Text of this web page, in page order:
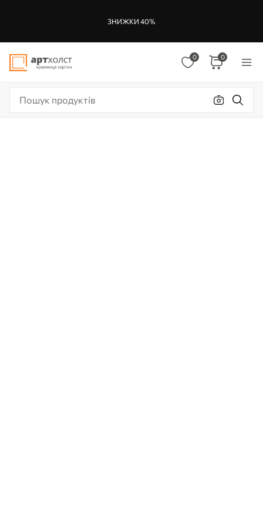
ЗНИЖКИ 40%
0 0